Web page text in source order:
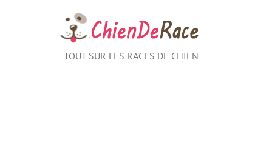
TOUT SUR LES RACES DE CHIEN